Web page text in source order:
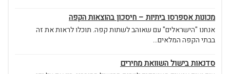
מכונות אספרסו ביתיות – חיסכון בהוצאות הקפה
אנחנו "הישראלים" עם שאוהב לשתות קפה. תוכלו לראות את זה
בבתי הקפה המלאים...
סדנאות בישול השוואת מחירים